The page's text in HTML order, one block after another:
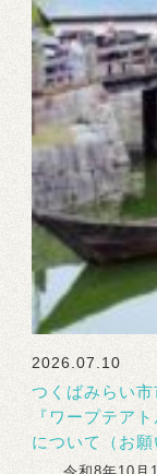
2026.07.10
つくばみらい
『ワープテア
について（お願